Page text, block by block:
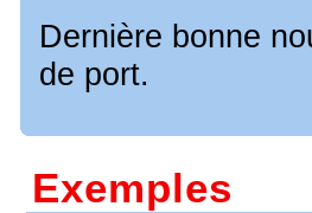
Dernière bonne
de port.
Exemples